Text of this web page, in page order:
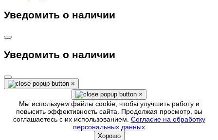
Уведомить о наличии
Уведомить о наличии
×
×
Мы используем файлы cookie, чтобы улучшить работу и
повысить эффективность сайта. Продолжая просмотр, вы
соглашаетесь с их использованием. Согласие на обработку
персональных данных
Хорошо